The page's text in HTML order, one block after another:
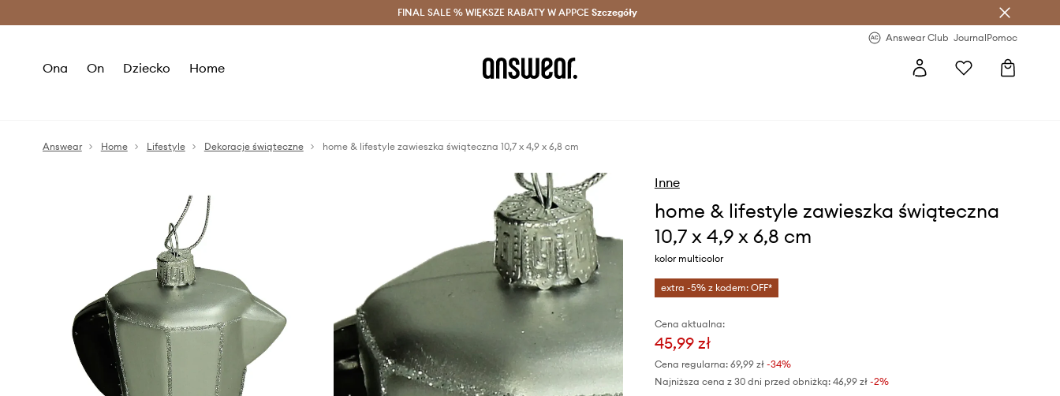
Oszczędzaj z Answear Club > Dostawa nawet w 24h >
FINAL SALE % WIĘKSZE RABATY W APPCE Szczegóły
Answear Club JournalPomoc
Ona On Dziecko Home
Answear Home Lifestyle Dekoracje świąteczne home & lifestyle zawieszka świąteczna 10,7 x 4,9 x 6,8 cm
Inne
home & lifestyle zawieszka świąteczna
10,7 x 4,9 x 6,8 cm
kolor multicolor
extra -5% z kodem: OFF*
Cena aktualna:
45,99 zł
Cena regularna: 69,99 zł-34%
Najniższa cena z 30 dni przed obniżką: 46,99 zł -2%